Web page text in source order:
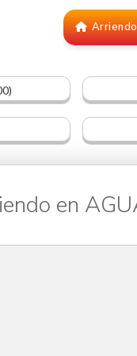
Arriendo
en